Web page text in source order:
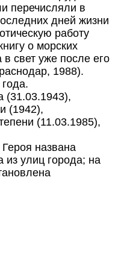
перечисляли в
дней жизни
работу
о морских
свет уже после его
1988).
(31.03.1943),
(1942),
(11.03.1985),
названа
улиц города; на